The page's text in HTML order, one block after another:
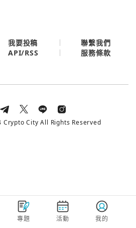
同意 服務條款與隱私政策
關閉
專題 活動 我的
我要投稿
聯繫我們
API/RSS 服務條款
City All Rights Reserved